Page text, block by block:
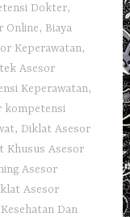
Dokter,
Online, Biaya
Keperawatan,
Asesor
Keperawatan,
kompetensi
,Diklat Asesor
Khusus Asesor
Asesor
Asesor
Dan